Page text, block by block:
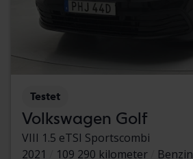
Testet
Volkswagen Golf
VIII 1.5 eTSI Sportscombi
2021
109 290 kilometer
Benzin